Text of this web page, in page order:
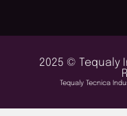
2025 © Tequaly
Tequaly Tecnica